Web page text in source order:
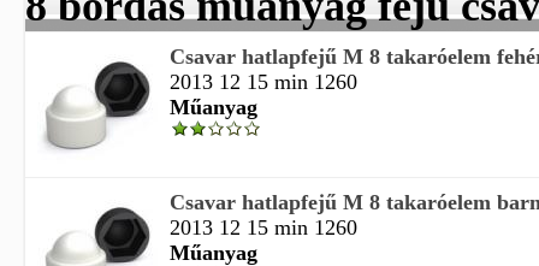
Csavar hatlapfejű M 8 takaróelem
2013 12 15 min 1260
Műanyag
Csavar hatlapfejű M 8 takaróelem
2013 12 15 min 1260
Műanyag